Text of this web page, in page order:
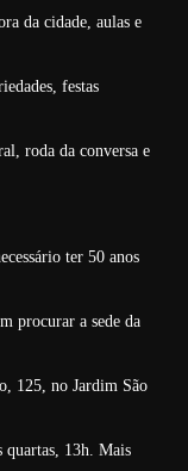
da cidade, aulas e
festas
roda da conversa e
ter 50 anos
procurar a sede da
125, no Jardim São
quartas, 13h. Mais